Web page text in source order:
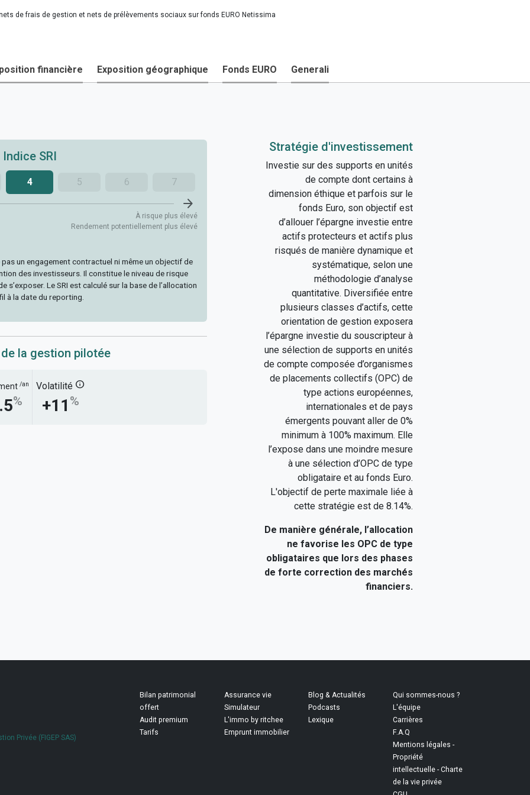
de frais de gestion et nets de prélèvements sociaux sur fonds EURO Netissima
financière Exposition géographique Fonds EURO Generali
Indice SRI
4 5 6 7
arrow_forward
À risque plus élevé
Rendement potentiellement plus élevé
un engagement contractuel ni même un objectif de
des investisseurs. Il constitue le niveau de risque
s’exposer. Le SRI est calculé sur la base de l’allocation
à la date du reporting.
la gestion pilotée
/an
%
Volatilité info
+11 %
Stratégie d'investissement
Investie sur des supports en unités
de compte dont certains à
dimension éthique et parfois sur le
fonds Euro, son objectif est
d’allouer l’épargne investie entre
actifs protecteurs et actifs plus
risqués de manière dynamique et
systématique, selon une
méthodologie d’analyse
quantitative. Diversifiée entre
plusieurs classes d’actifs, cette
orientation de gestion exposera
l’épargne investie du souscripteur à
une sélection de supports en unités
de compte composée d’organismes
de placements collectifs (OPC) de
type actions européennes,
internationales et de pays
émergents pouvant aller de 0%
minimum à 100% maximum. Elle
l’expose dans une moindre mesure
à une sélection d’OPC de type
obligataire et au fonds Euro.
L'objectif de perte maximale liée à
cette stratégie est de 8.14%.
De manière générale, l’allocation
ne favorise les OPC de type
obligataires que lors des phases
de forte correction des marchés
financiers.
Privée (FIGEP SAS)
Bilan patrimonial
offert
Audit premium
Tarifs
Assurance vie
Simulateur
L'immo by ritchee
Emprunt immobilier
Blog & Actualités
Podcasts
Lexique
Qui sommes-nous ?
L'équipe
Carrières
F.A.Q
Mentions légales -
Propriété
intellectuelle - Charte
de la vie privée